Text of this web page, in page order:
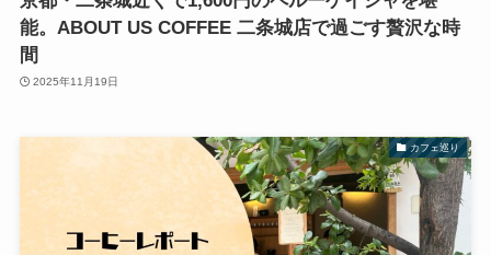
能。ABOUT US COFFEE 二条城店で過ごす贅沢な時
間
2025年11月19日
カフェ巡り